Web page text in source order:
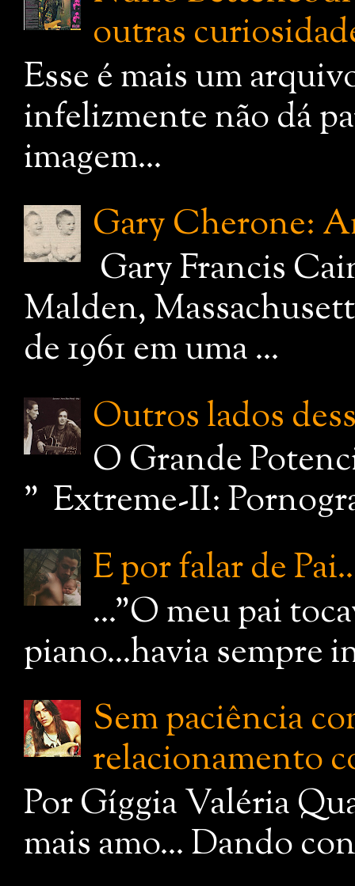
outras
Esse é mais um
infelizmente não dá
imagem...
Gary Cherone:
Gary Francis
Malden,
de 1961 em uma ...
Outros lados
O Grande
" Extreme-II:
E por falar de
..."O meu pai
piano...havia sempre
Sem paciência
relacionamento
Por Gíggia Valéria
mais amo... Dando